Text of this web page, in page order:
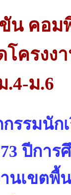
น คอม
โครงง
ม.6
รรมนัก
ปีการ
นเขตพื้